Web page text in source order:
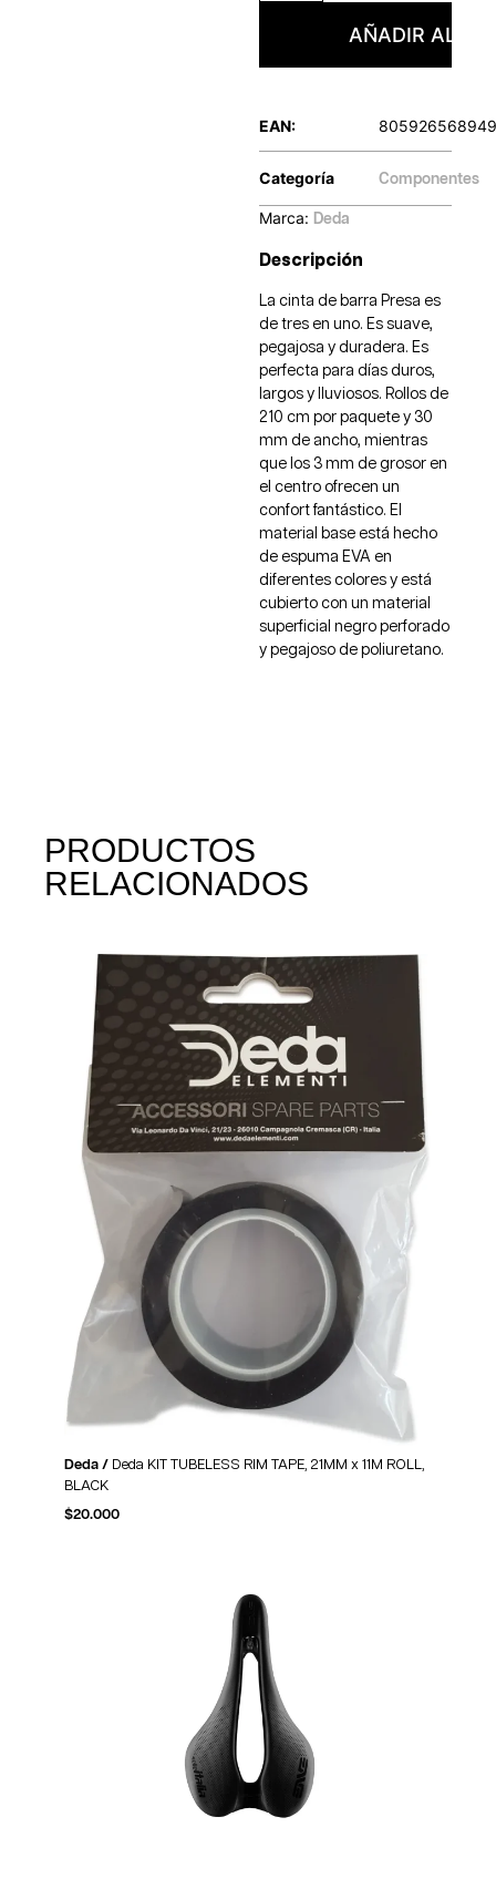
AÑADIR AL
EAN:
Categoría Componentes
Marca: Deda
Descripción
La cinta de barra Presa es
de tres en uno. Es suave,
pegajosa y duradera. Es
perfecta para días duros,
largos y lluviosos. Rollos de
210 cm por paquete y 30
mm de ancho, mientras
que los 3 mm de grosor en
el centro ofrecen un
confort fantástico. El
material base está hecho
de espuma EVA en
diferentes colores y está
cubierto con un material
superficial negro perforado
y pegajoso de poliuretano.
PRODUCTOS
RELACIONADOS
Deda / Deda KIT TUBELESS RIM TAPE, 21MM x 11M ROLL,
BLACK
$20.000